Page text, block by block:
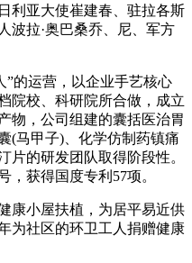
利亚大使崔建春、驻拉各斯
波拉·奥巴桑乔、尼、军方
运营，以企业手艺核心
院校、科研院所合做，成立
物，公司组建的囊括医治胃
(马甲子)、化学仿制药镇痛
片的研发团队取得阶段性。
，获得国度专利57项。
小屋扶植，为居平易近供
为社区的环卫工人捐赠健康